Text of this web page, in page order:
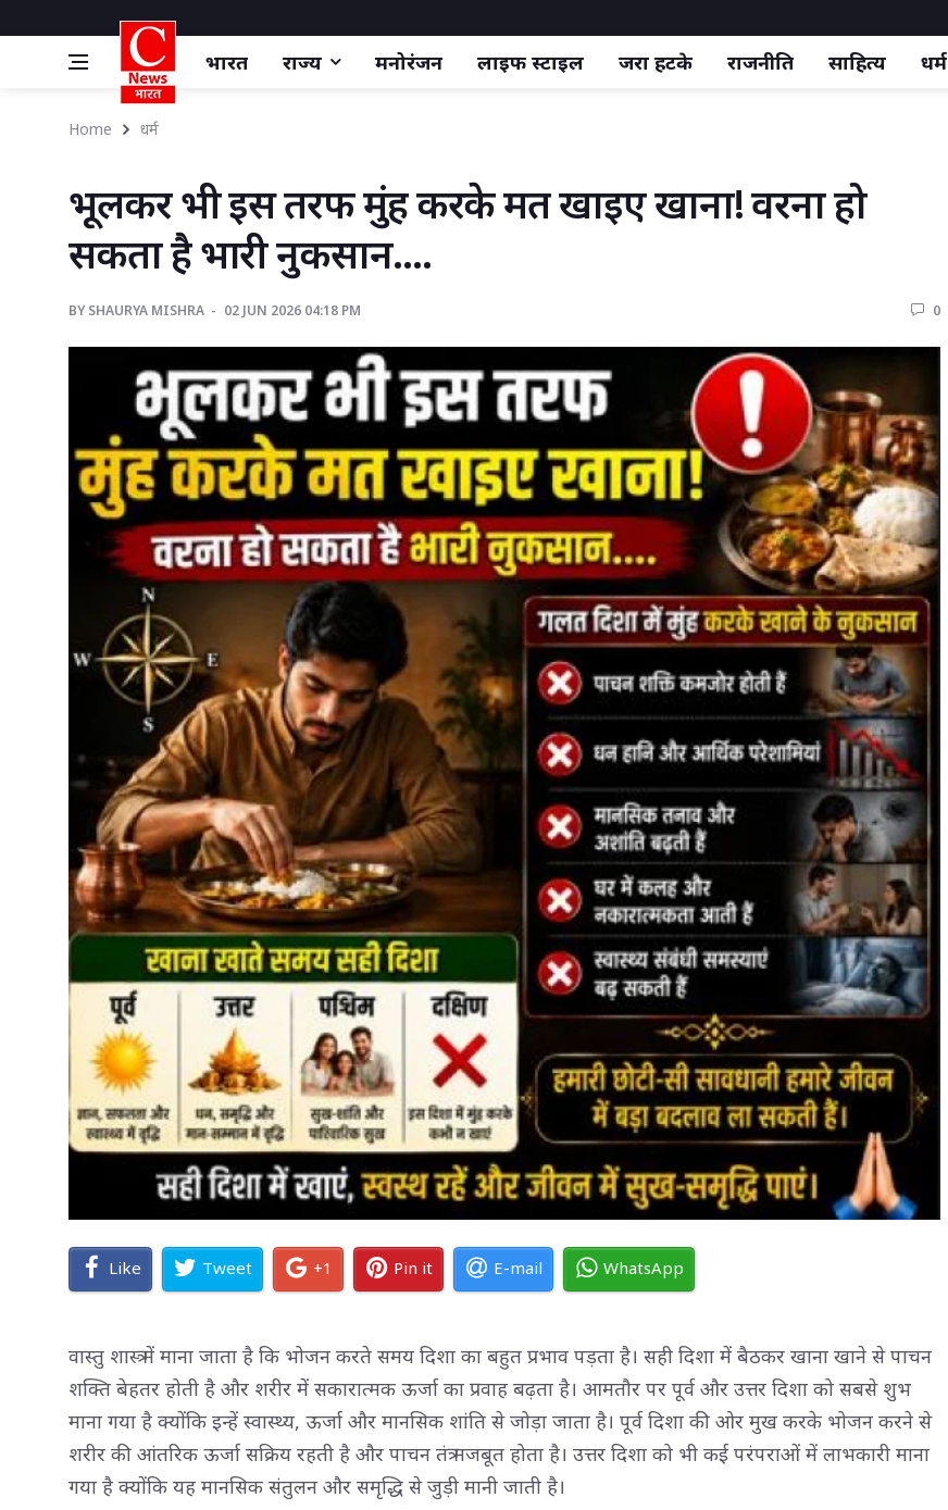
भारत राज्य मनोरंजन लाइफ स्‍टाइल जरा हटके राजनीति साहित्य धर्म
Home धर्म
भूलकर भी इस तरफ मुंह करके मत खाइए खाना! वरना हो
सकता है भारी नुकसान....
BY SHAURYA MISHRA 02 JUN 2026 04:18 PM 0
Like Tweet +1 Pin it E-mail WhatsApp
वास्तु शास्त्र में माना जाता है कि भोजन करते समय दिशा का बहुत प्रभाव पड़ता है। सही दिशा में बैठकर खाना खाने से पाचन
शक्ति बेहतर होती है और शरीर में सकारात्मक ऊर्जा का प्रवाह बढ़ता है। आमतौर पर पूर्व और उत्तर दिशा को सबसे शुभ
माना गया है क्योंकि इन्हें स्वास्थ्य, ऊर्जा और मानसिक शांति से जोड़ा जाता है। पूर्व दिशा की ओर मुख करके भोजन करने से
शरीर की आंतरिक ऊर्जा सक्रिय रहती है और पाचन तंत्र मजबूत होता है। उत्तर दिशा को भी कई परंपराओं में लाभकारी माना
गया है क्योंकि यह मानसिक संतुलन और समृद्धि से जुड़ी मानी जाती है।